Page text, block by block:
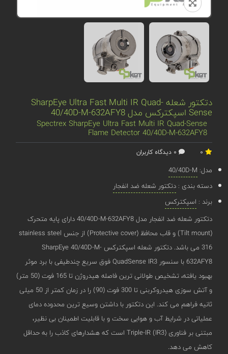
دتکتور شعله SharpEye Ultra Fast Multi IR Quad-
Sense اسپکترکس مدل 40/40D-M-632AFY8
Spectrex SharpEye Ultra Fast Multi IR Quad-Sense
Flame Detector 40/40D-M-632AFY8
مدل: 40/40D-M
دسته بندی :دتکتور شعله ضد انفجار
برند : اسپکترکس
دتکتور شعله ضد انفجار مدل 40/40D-M-632AFY8 دارای پایه متحرک
(Tilt mount) و قاب محافظ (Protective cover) از جنس stainless steel
316 می باشد. دتکتور شعله اسپکترکس SharpEye 40/40D-M-
632AFY8 با سنسور QuadSense IR3 فوق سریع چندطیفی با برد موثر
بهبود یافته، تشخیص طولانی ‌ترین فاصله هیدروژن تا 165 فوت (50 متر)
و آتش ‌سوزی هیدروکربنی تا 300 فوت (90) را در زمان کمتر از 50 میلی
ثانیه فراهم می‌ کند. این دتکتور با داشتن وسیع ‌ترین محدوده دمای
عملیاتی در شرایط آب و هوایی سخت و با قابلیت اطمینان بی ‌نظیر،
مبتنی بر فناوری Triple-IR (IR3) است که هشدارهای کاذب را به حداقل
کاهش می دهد.